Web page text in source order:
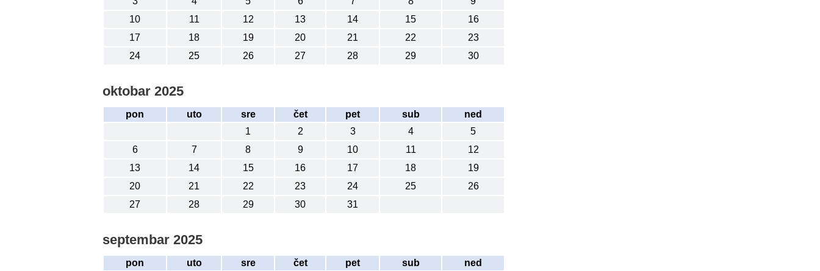
10
11 12 13 14 15
16
17
18 19 20 21 22
23
24
25 26 27 28 29 30
oktobar 2025
pon uto sre čet pet sub
ned
1
2 3 4
5
6
7 8 9 10 11
12
13
14 15 16 17 18
19
20
21 22 23 24 25
26
27
28 29 30 31
septembar 2025
pon uto sre čet pet sub
ned